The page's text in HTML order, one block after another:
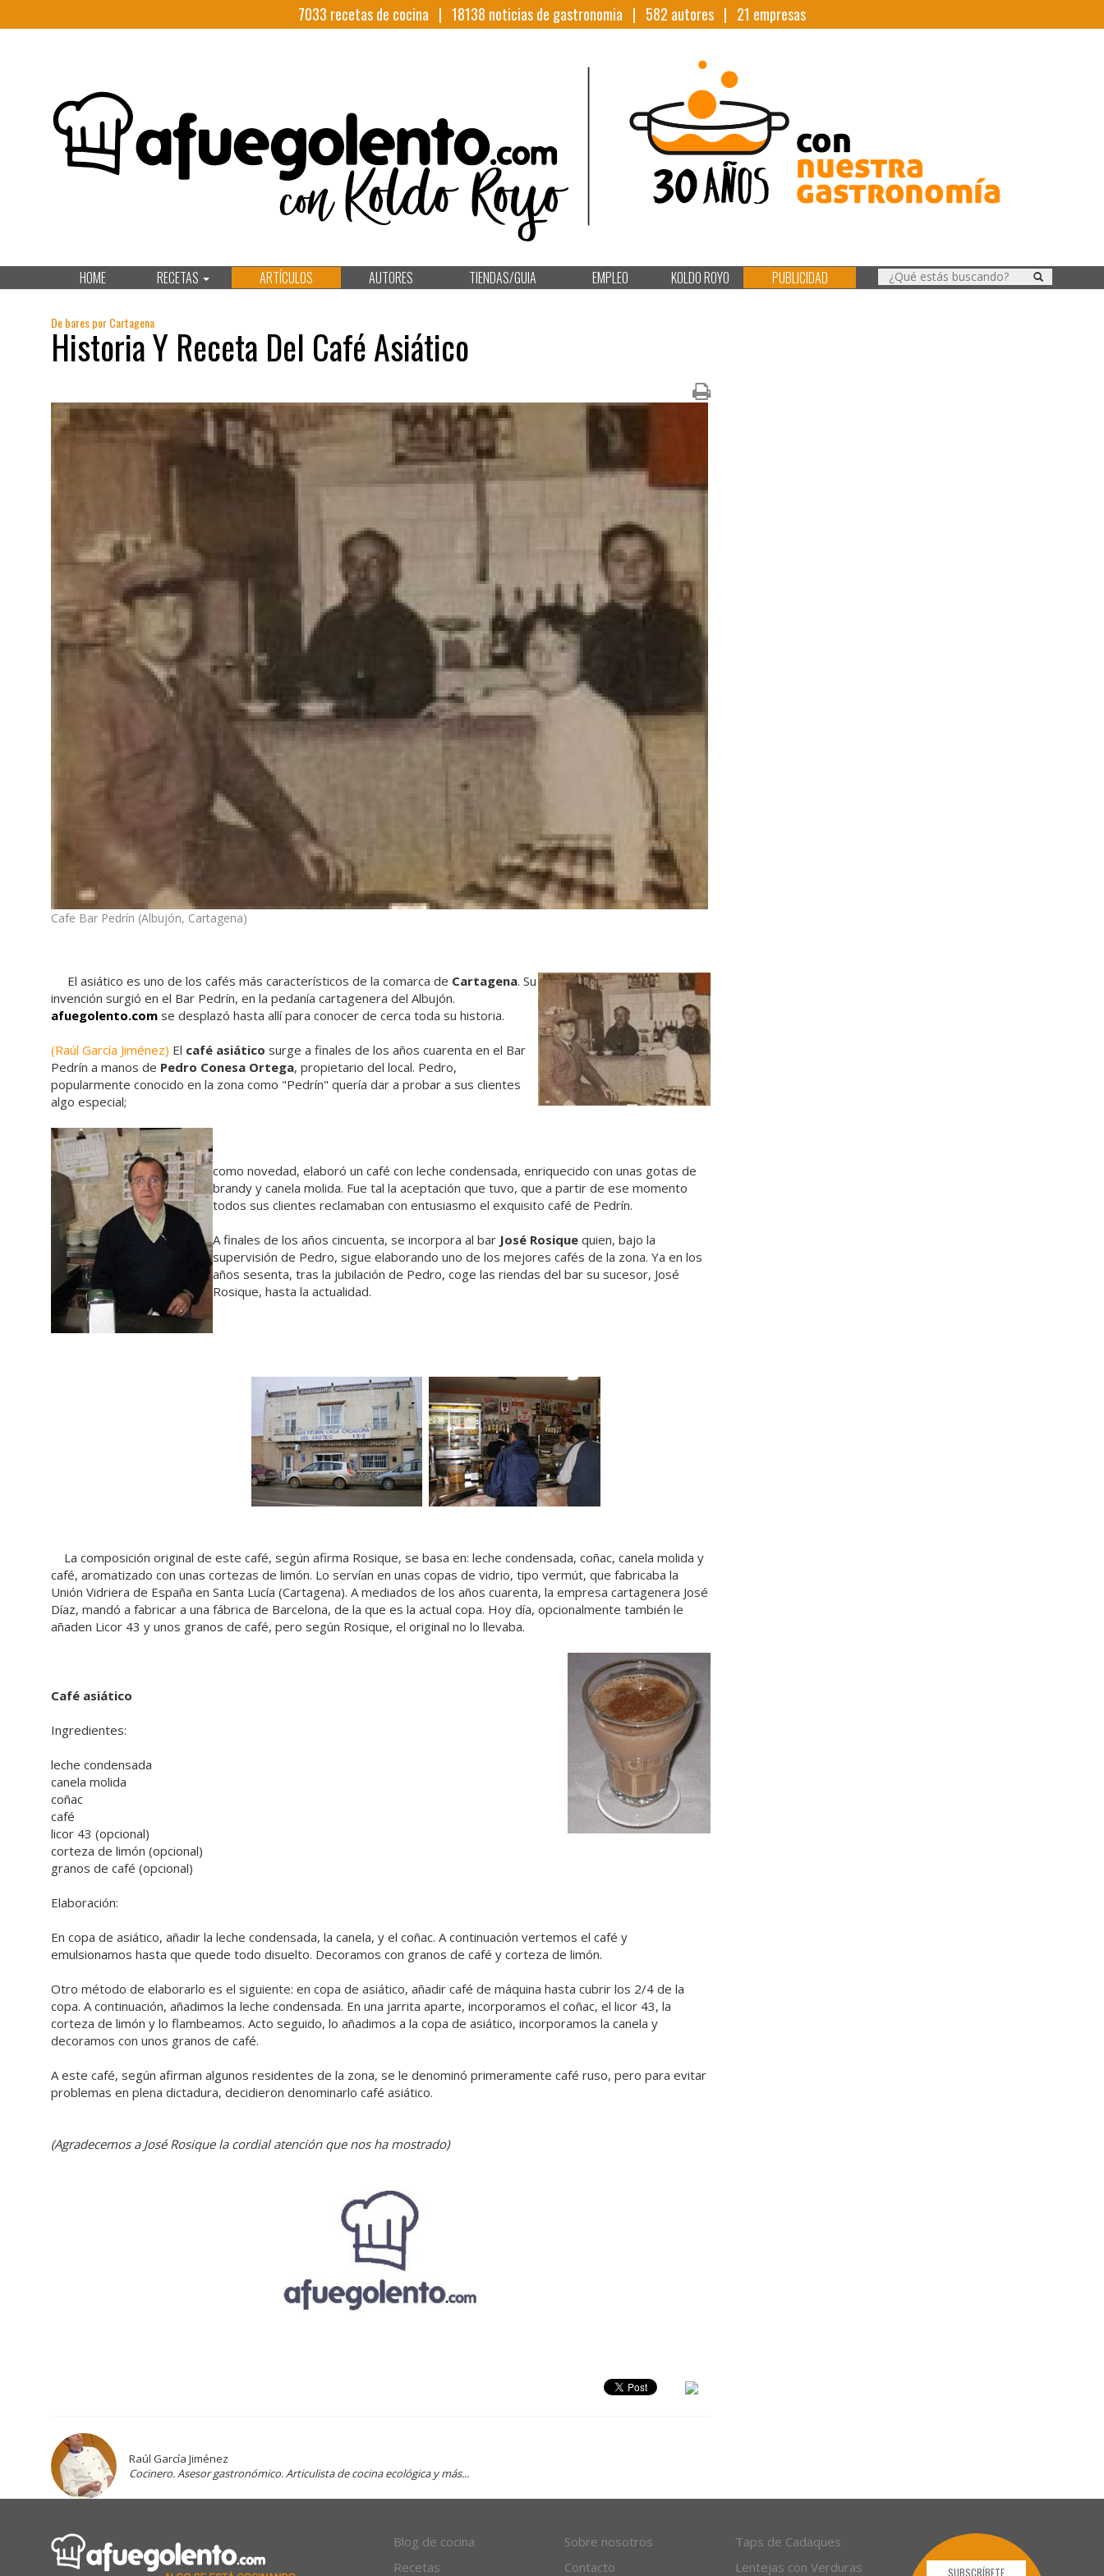
7033 recetas de cocina | 18138 noticias de gastronomia | 582 autores | 21 empresas
HOME RECETAS ARTÍCULOS AUTORES TIENDAS/GUIA EMPLEO KOLDO ROYO PUBLICIDAD
De bares por Cartagena
Historia Y Receta Del Café Asiático
Cafe Bar Pedrín (Albujón, Cartagena)
El asiático es uno de los cafés más característicos de la comarca de Cartagena. Su
invención surgió en el Bar Pedrín, en la pedanía cartagenera del Albujón.
afuegolento.com se desplazó hasta allí para conocer de cerca toda su historia.
(Raúl García Jiménez) El café asiático surge a finales de los años cuarenta en el Bar
Pedrín a manos de Pedro Conesa Ortega, propietario del local. Pedro,
popularmente conocido en la zona como "Pedrín" quería dar a probar a sus clientes
algo especial;
como novedad, elaboró un café con leche condensada, enriquecido con unas gotas de
brandy y canela molida. Fue tal la aceptación que tuvo, que a partir de ese momento
todos sus clientes reclamaban con entusiasmo el exquisito café de Pedrín.
A finales de los años cincuenta, se incorpora al bar José Rosique quien, bajo la
supervisión de Pedro, sigue elaborando uno de los mejores cafés de la zona. Ya en los
años sesenta, tras la jubilación de Pedro, coge las riendas del bar su sucesor, José
Rosique, hasta la actualidad.
La composición original de este café, según afirma Rosique, se basa en: leche condensada, coñac, canela molida y
café, aromatizado con unas cortezas de limón. Lo servían en unas copas de vidrio, tipo vermút, que fabricaba la
Unión Vidriera de España en Santa Lucía (Cartagena). A mediados de los años cuarenta, la empresa cartagenera José
Díaz, mandó a fabricar a una fábrica de Barcelona, de la que es la actual copa. Hoy día, opcionalmente también le
añaden Licor 43 y unos granos de café, pero según Rosique, el original no lo llevaba.
Café asiático
Ingredientes:
leche condensada
canela molida
coñac
café
licor 43 (opcional)
corteza de limón (opcional)
granos de café (opcional)
Elaboración:
En copa de asiático, añadir la leche condensada, la canela, y el coñac. A continuación vertemos el café y
emulsionamos hasta que quede todo disuelto. Decoramos con granos de café y corteza de limón.
Otro método de elaborarlo es el siguiente: en copa de asiático, añadir café de máquina hasta cubrir los 2/4 de la
copa. A continuación, añadimos la leche condensada. En una jarrita aparte, incorporamos el coñac, el licor 43, la
corteza de limón y lo flambeamos. Acto seguido, lo añadimos a la copa de asiático, incorporamos la canela y
decoramos con unos granos de café.
A este café, según afirman algunos residentes de la zona, se le denominó primeramente café ruso, pero para evitar
problemas en plena dictadura, decidieron denominarlo café asiático.
(Agradecemos a José Rosique la cordial atención que nos ha mostrado)
Raúl García Jiménez
Cocinero. Asesor gastronómico. Articulista de cocina ecológica y más...
Blog de cocina
Recetas
Sobre nosotros
Contacto
Taps de Cadaques
Lentejas con Verduras
SUBSCRÍBETE